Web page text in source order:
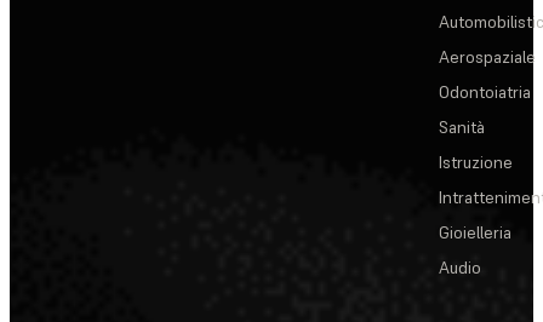
Aerospaziale
Odontoiatria
Sanità
Istruzione
Gioielleria
Audio